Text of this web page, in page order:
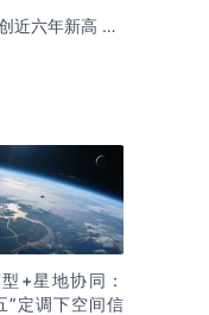
量最多 占比
近六年新高 约
+星地协同：
”定调下空间信